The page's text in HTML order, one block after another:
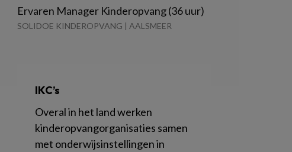
Ervaren Manager Kinderopvang (36 uur)
SOLIDOE KINDEROPVANG | AALSMEER
IKC’s
Overal in het land werken
kinderopvangorganisaties samen
met onderwijsinstellingen in